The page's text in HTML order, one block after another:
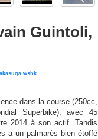
Guintoli,
wsbk
dans la course (250cc,
Superbike), avec 45
2014 à son actif. Tandis
a un palmarès bien étoffé